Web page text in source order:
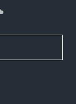
SoundCloud